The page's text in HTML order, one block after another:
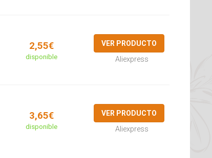
2,55€
disponible
VER PRODUCTO
Aliexpress
3,65€
disponible
VER PRODUCTO
Aliexpress